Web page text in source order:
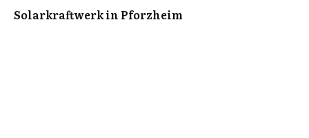
Solarkraftwerk in Pforzheim